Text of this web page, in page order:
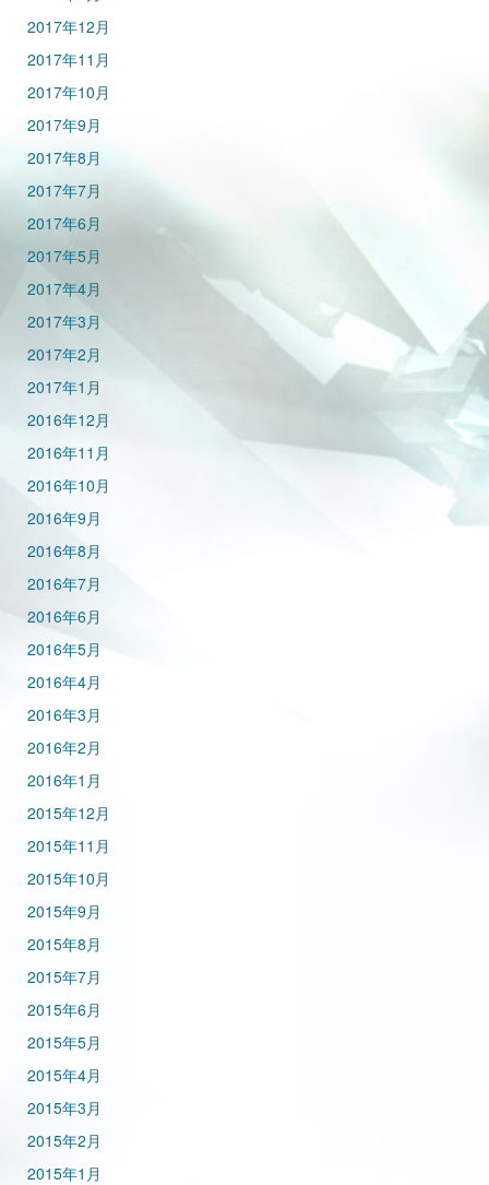
2017年12月
2017年11月
2017年10月
2017年9月
2017年8月
2017年7月
2017年6月
2017年5月
2017年4月
2017年3月
2017年2月
2017年1月
2016年12月
2016年11月
2016年10月
2016年9月
2016年8月
2016年7月
2016年6月
2016年5月
2016年4月
2016年3月
2016年2月
2016年1月
2015年12月
2015年11月
2015年10月
2015年9月
2015年8月
2015年7月
2015年6月
2015年5月
2015年4月
2015年3月
2015年2月
2015年1月